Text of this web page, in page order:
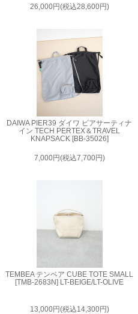
26,000円(税込28,600円)
DAIWA PIER39 ダイワ ピアサーティナ
イン TECH PERTEX＆TRAVEL
KNAPSACK [BB-35026]
7,000円(税込7,700円)
TEMBEA テンベア CUBE TOTE SMALL
[TMB-2683N] LT-BEIGE/LT-OLIVE
13,000円(税込14,300円)